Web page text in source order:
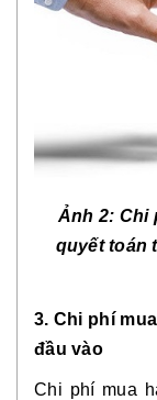
Ảnh 2: Chi
quyết toán
3. Chi phí
đầu vào
Chi phí mua